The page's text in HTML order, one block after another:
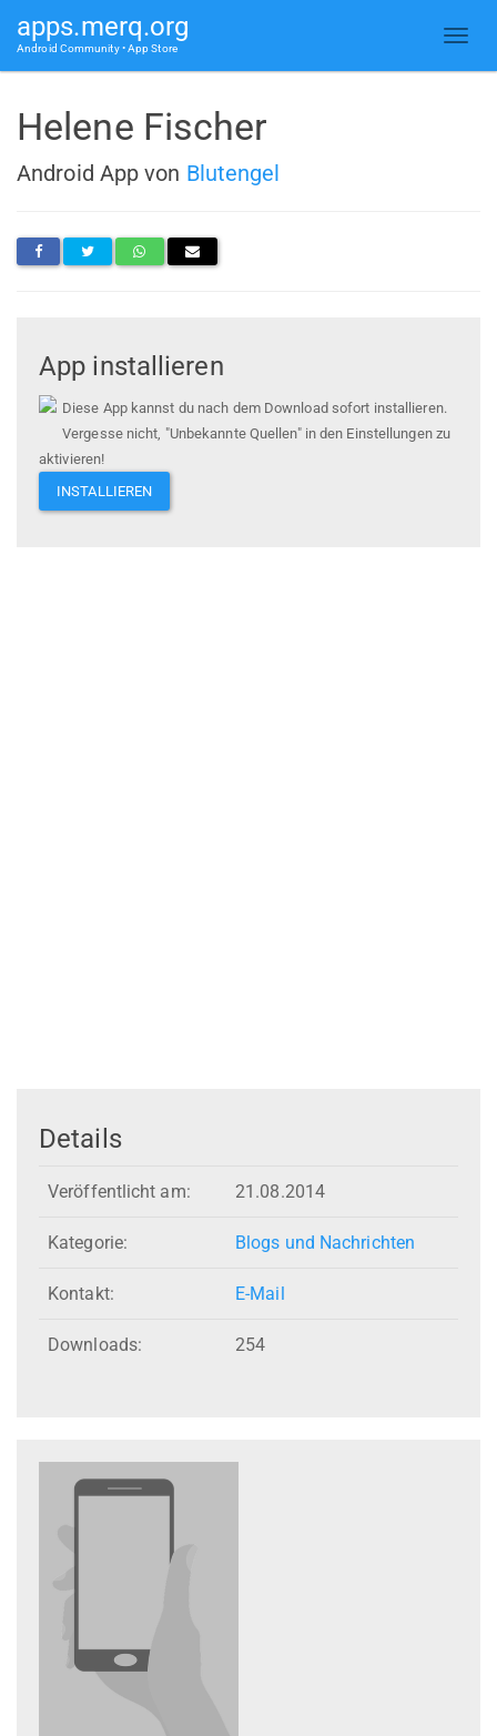
apps.merq.org
Android Community • App Store
Helene Fischer
Android App von Blutengel
App installieren
Diese App kannst du nach dem Download sofort installieren.
Vergesse nicht, "Unbekannte Quellen" in den Einstellungen zu
aktivieren!
INSTALLIEREN
Details
Veröffentlicht am: 21.08.2014
Kategorie: Blogs und Nachrichten
Kontakt: E-Mail
Downloads: 254